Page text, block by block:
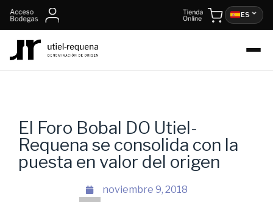
ES
El Foro Bobal DO Utiel-
Requena se consolida con la
puesta en valor del origen
noviembre 9, 2018